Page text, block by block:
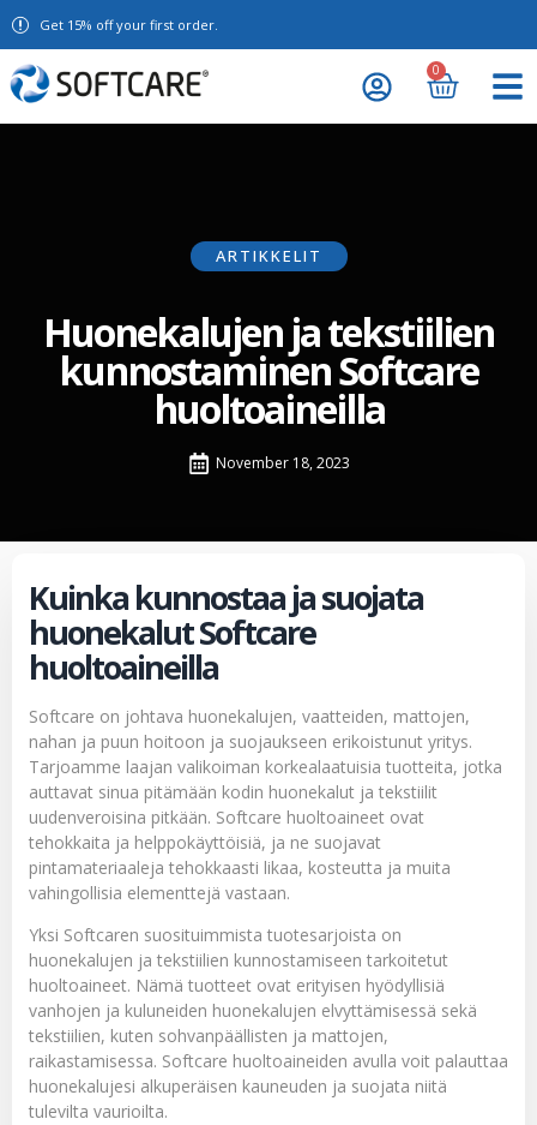
Get 15% off your first order.
0
ARTIKKELIT
Huonekalujen ja tekstiilien
kunnostaminen Softcare
huoltoaineilla
November 18, 2023
Kuinka kunnostaa ja suojata
huonekalut Softcare
huoltoaineilla
Softcare on johtava huonekalujen, vaatteiden, mattojen,
nahan ja puun hoitoon ja suojaukseen erikoistunut yritys.
Tarjoamme laajan valikoiman korkealaatuisia tuotteita, jotka
auttavat sinua pitämään kodin huonekalut ja tekstiilit
uudenveroisina pitkään. Softcare huoltoaineet ovat
tehokkaita ja helppokäyttöisiä, ja ne suojavat
pintamateriaaleja tehokkaasti likaa, kosteutta ja muita
vahingollisia elementtejä vastaan.
Yksi Softcaren suosituimmista tuotesarjoista on
huonekalujen ja tekstiilien kunnostamiseen tarkoitetut
huoltoaineet. Nämä tuotteet ovat erityisen hyödyllisiä
vanhojen ja kuluneiden huonekalujen elvyttämisessä sekä
tekstiilien, kuten sohvanpäällisten ja mattojen,
raikastamisessa. Softcare huoltoaineiden avulla voit palauttaa
huonekalujesi alkuperäisen kauneuden ja suojata niitä
tulevilta vaurioilta.